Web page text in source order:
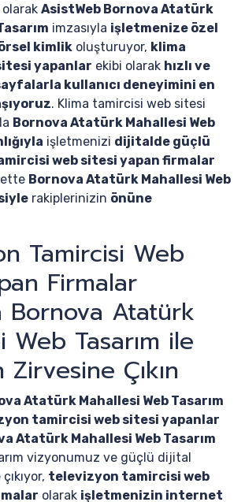
olarak AsistWeb Bornova Atatürk
imzasıyla işletmenize özel
kimlik oluşturuyor, klima
yapanlar ekibi olarak hızlı ve
kullanıcı deneyimini en
. Klima tamircisi web sitesi
Bornova Atatürk Mahallesi Web
işletmenizi dijitalde güçlü
web sitesi yapan firmalar
Bornova Atatürk Mahallesi Web
rakiplerinizin önüne
Tamircisi Web
Firmalar
Bornova Atatürk
Web Tasarım ile
Çıkın
Atatürk Mahallesi Web Tasarım
tamircisi web sitesi yapanlar
Atatürk Mahallesi Web Tasarım
vizyonumuz ve güçlü dijital
televizyon tamircisi web
olarak işletmenizin internet